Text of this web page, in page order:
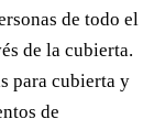
de todo el
de la cubierta.
para cubierta y
de